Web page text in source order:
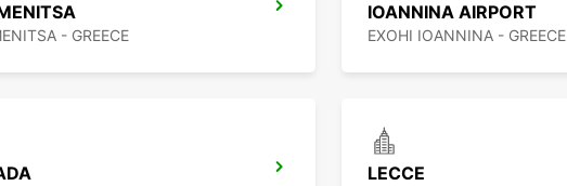
- GREECE
IOANNINA AIRPORT
EXOHI IOANNINA - GREECE
LECCE